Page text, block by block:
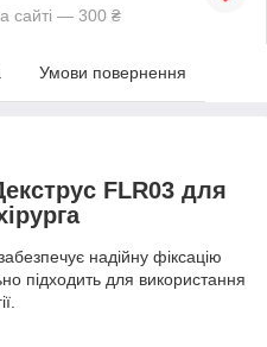
сайті — 300 ₴
Умови повернення
FLR03 для
надійну фіксацію
підходить для використання